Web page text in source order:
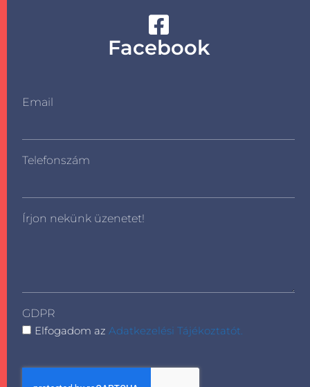
Facebook
Email
Telefonszám
Írjon nekünk üzenetet!
GDPR
Elfogadom azAdatkezelési Tájékoztatót.